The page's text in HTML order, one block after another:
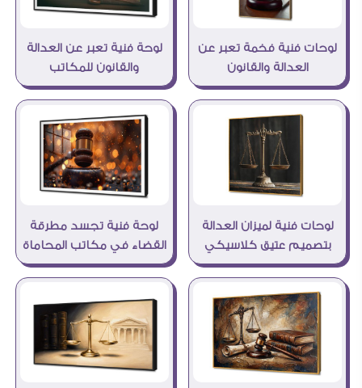
لوحات فنية فخمة تعبر عن
العدالة والقانون
لوحة فنية تعبر عن العدالة
والقانون للمكاتب
لوحات فنية لميزان العدالة
بتصميم عتيق كلاسيكي
لوحة فنية تجسد مطرقة
القضاء في مكاتب المحاماة